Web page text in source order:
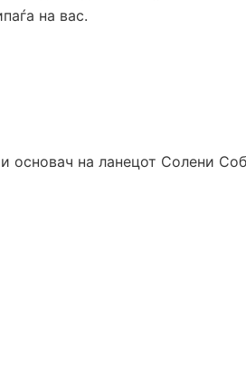
на вас.
на ланецот Солени